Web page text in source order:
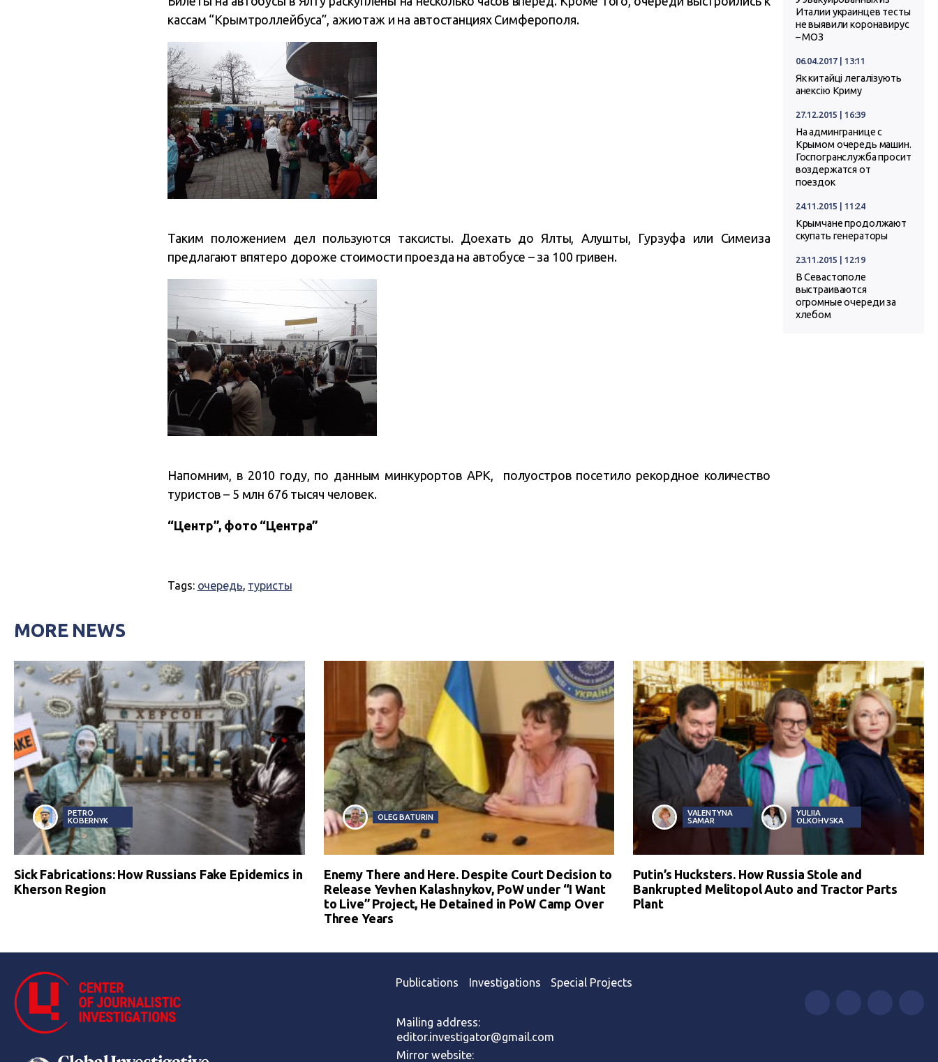
кассам “Крымтроллейбуса”, ажиотаж и на автостанциях Симферополя.
Таким положением дел пользуются таксисты. Доехать до Ялты, Алушты, Гурзуфа или Симеиза
предлагают впятеро дороже стоимости проезда на автобусе – за 100 гривен.
Напомним, в 2010 году, по данным минкурортов АРК, полуостров посетило рекордное количество
туристов – 5 млн 676 тысяч человек.
“Центр”, фото “Центра”
Tags: очередь, туристы
Италии украинцев тесты
не выявили коронавирус
– МОЗ
06.04.2017 | 13:11
Як китайці легалізують
анексію Криму
27.12.2015 | 16:39
На админгранице с
Крымом очередь машин.
Госпогранслужба просит
воздержатся от
поездок
24.11.2015 | 11:24
Крымчане продолжают
скупать генераторы
23.11.2015 | 12:19
В Севастополе
выстраиваются
огромные очереди за
хлебом
MORE NEWS
PETRO
KOBERNYK
Sick Fabrications: How Russians Fake Epidemics in
Kherson Region
OLEG BATURIN
Enemy There and Here. Despite Court Decision to
Release Yevhen Kalashnykov, PoW under “I Want
to Live” Project, He Detained in PoW Camp Over
Three Years
VALENTYNA
SAMAR
YULIIA
OLKOHVSKA
Putin’s Hucksters. How Russia Stole and
Bankrupted Melitopol Auto and Tractor Parts
Plant
Publications Investigations Special Projects
Mailing address:
editor.investigator@gmail.com
Mirror website: